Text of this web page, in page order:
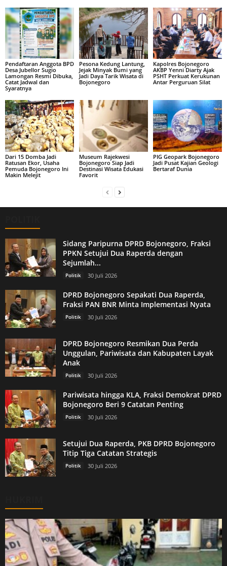
Pendaftaran Anggota BPD
Desa Jubellor Sugio
Lamongan Resmi Dibuka,
Catat Jadwal dan
Syaratnya
Pesona Kedung Lantung,
Jejak Minyak Bumi yang
Jadi Daya Tarik Wisata di
Bojonegoro
Kapolres Bojonegoro
AKBP Yenni Diarty Ajak
PSHT Perkuat Kerukunan
Antar Perguruan Silat
Dari 15 Domba Jadi
Ratusan Ekor, Usaha
Pemuda Bojonegoro Ini
Makin Melejit
Museum Rajekwesi
Bojonegoro Siap Jadi
Destinasi Wisata Edukasi
Favorit
PIG Geopark Bojonegoro
Jadi Pusat Kajian Geologi
Bertaraf Dunia
Sidang Paripurna DPRD Bojonegoro, Fraksi
PPKN Setujui Dua Raperda dengan
Sejumlah...
Politik 30 Juli 2026
DPRD Bojonegoro Sepakati Dua Raperda,
Fraksi PAN BNR Minta Implementasi Nyata
Politik 30 Juli 2026
DPRD Bojonegoro Resmikan Dua Perda
Unggulan, Pariwisata dan Kabupaten Layak
Anak
Politik 30 Juli 2026
Pariwisata hingga KLA, Fraksi Demokrat DPRD
Bojonegoro Beri 9 Catatan Penting
Politik 30 Juli 2026
Setujui Dua Raperda, PKB DPRD Bojonegoro
Titip Tiga Catatan Strategis
Politik 30 Juli 2026